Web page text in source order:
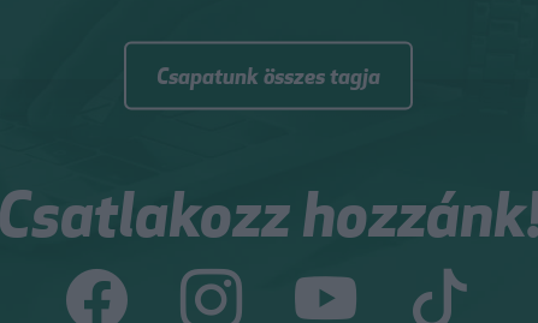
Csapatunk összes tagja
Csatlakozz